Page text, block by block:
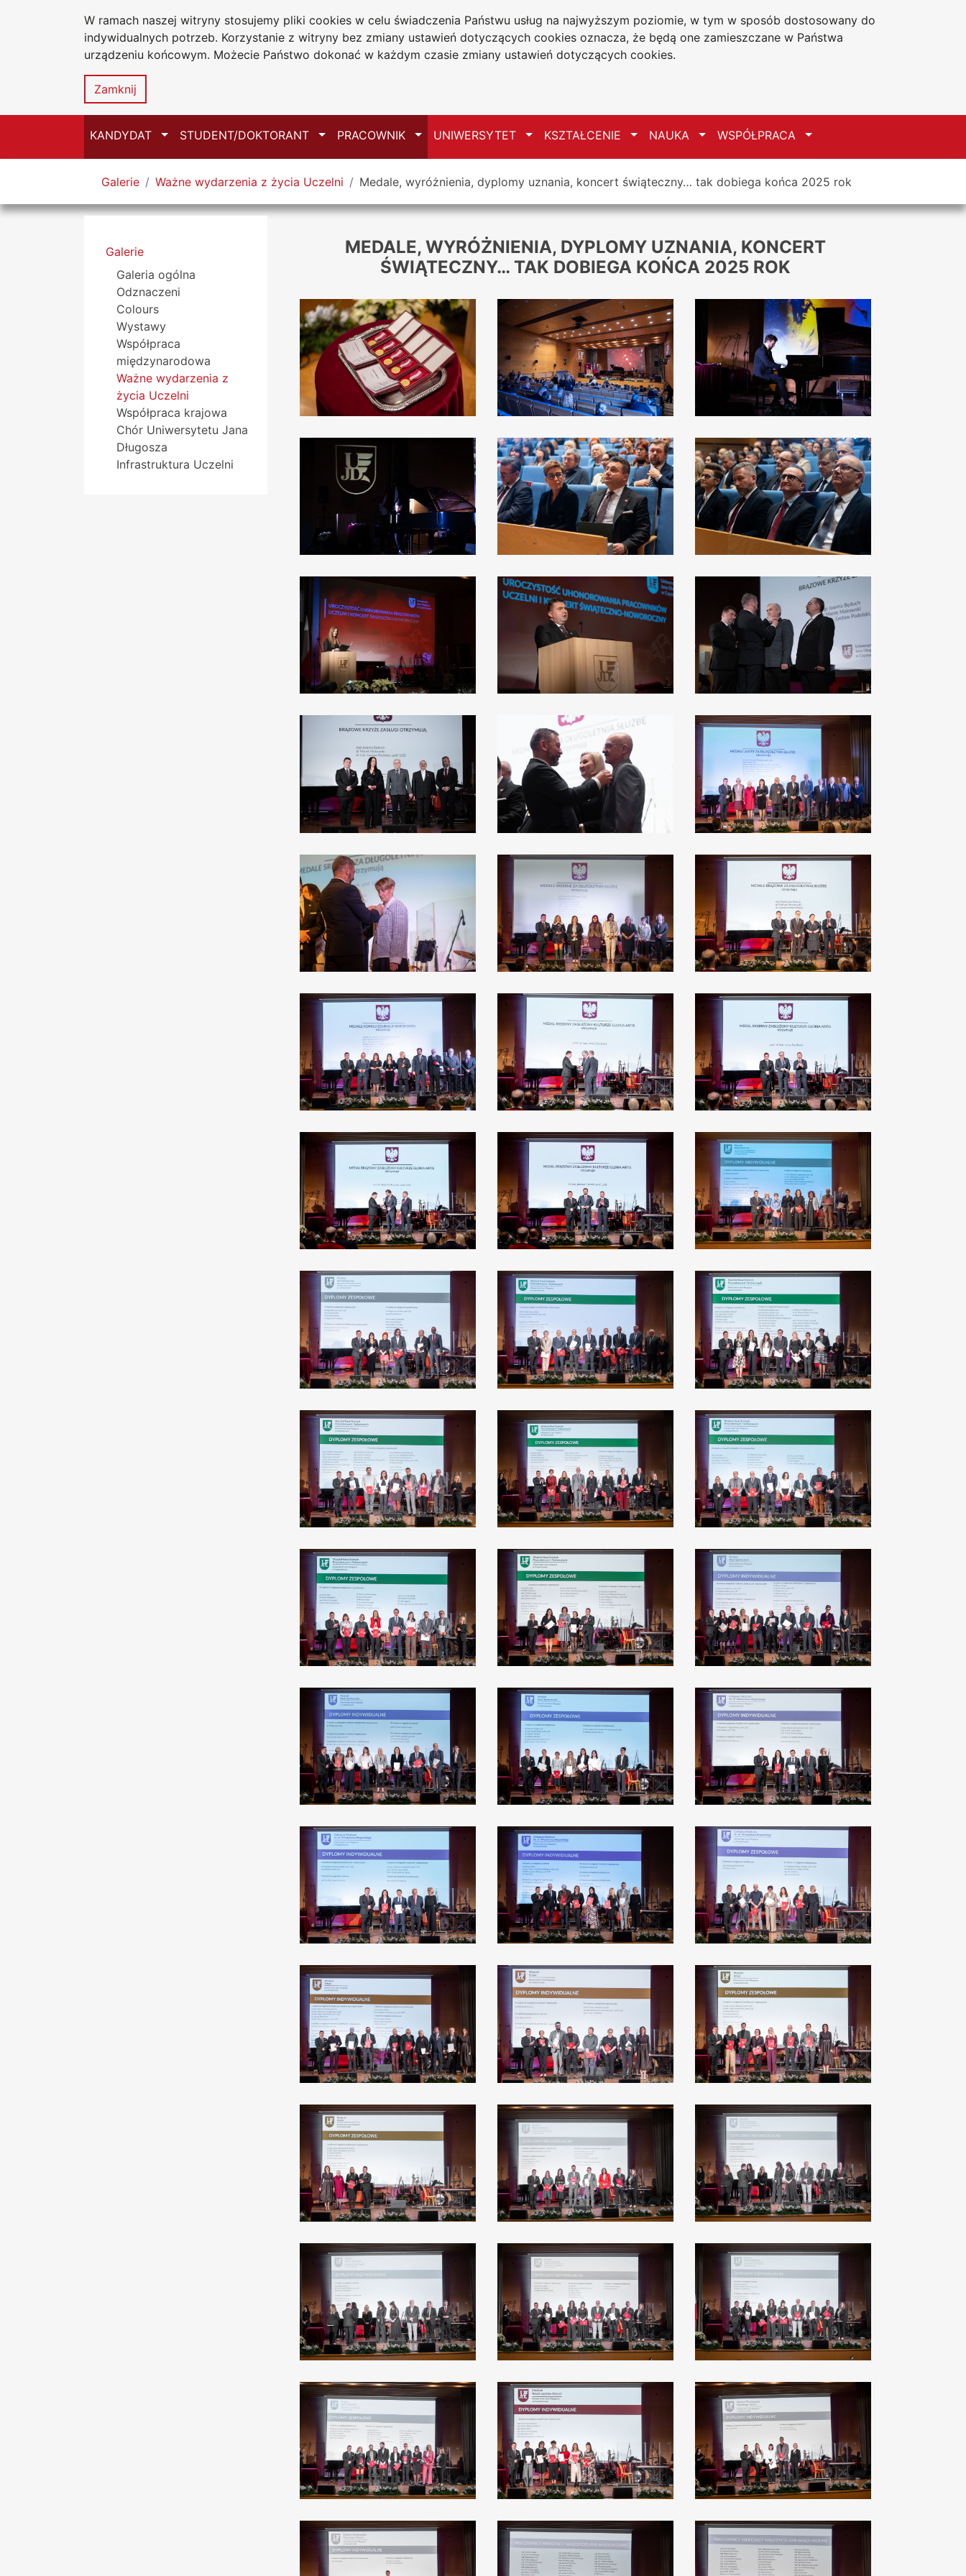
W ramach naszej witryny stosujemy pliki cookies w celu świadczenia Państwu usług na najwyższym poziomie, w tym w sposób dostosowany do
indywidualnych potrzeb. Korzystanie z witryny bez zmiany ustawień dotyczących cookies oznacza, że będą one zamieszczane w Państwa
urządzeniu końcowym. Możecie Państwo dokonać w każdym czasie zmiany ustawień dotyczących cookies.
Zamknij
Przejdź do głównego menu
Przejdź do treści
Przejdź do wyszukiwarki
Przejdź do mapy serwisuUniwersytet
Jana Długosza w Częstochowie
Deklaracja dostępności
KANDYDAT Przełącz
STUDENT/DOKTORANT Przełącz
PRACOWNIK Przełącz
UNIWERSYTET Przełącz
KSZTAŁCENIE Przełącz
NAUKA Przełącz
WSPÓŁPRACA Przełącz
Tutaj jesteś
Galerie Ważne wydarzenia z życia Uczelni Medale, wyróżnienia, dyplomy uznania, koncert świąteczny… tak dobiega końca 2025 rok
Menu boczne
Galerie
Galeria ogólna
Odznaczeni
Colours
Wystawy
Współpraca
międzynarodowa
Ważne wydarzenia z
życia Uczelni
Współpraca krajowa
Chór Uniwersytetu Jana
Długosza
Infrastruktura Uczelni
MEDALE, WYRÓŻNIENIA, DYPLOMY UZNANIA, KONCERT
ŚWIĄTECZNY… TAK DOBIEGA KOŃCA 2025 ROK